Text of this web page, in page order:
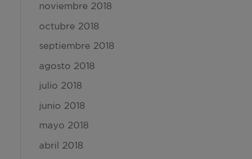
noviembre 2018
octubre 2018
septiembre 2018
agosto 2018
julio 2018
junio 2018
mayo 2018
abril 2018